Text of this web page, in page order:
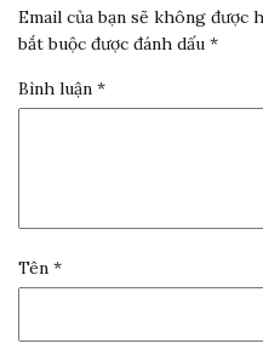
Email của bạn sẽ không được
bắt buộc được đánh dấu *
Bình luận *
Tên *